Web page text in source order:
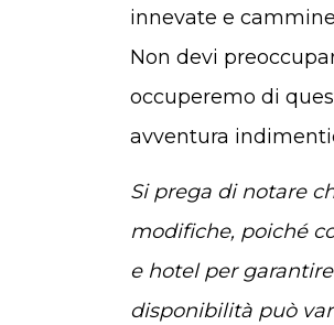
innevate e
Non devi
occuperemo di
avventura
Si prega di notare
modifiche, poiché
e hotel per
disponibilità può